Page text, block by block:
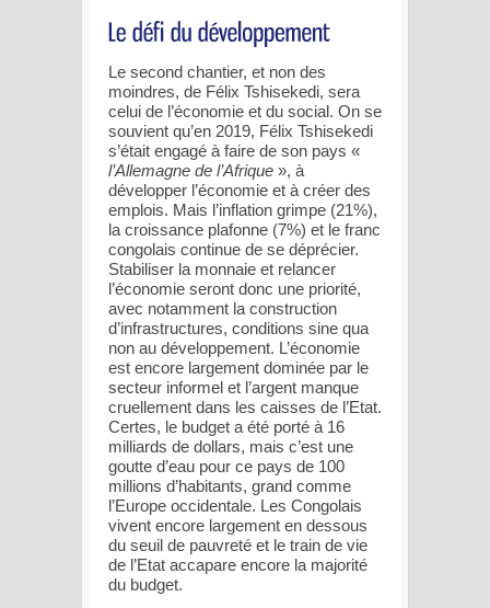
Le second chantier, et non des
moindres, de Félix Tshisekedi, sera
celui de l’économie et du social. On se
souvient qu’en 2019, Félix Tshisekedi
s’était engagé à faire de son pays «
l’Allemagne de l’Afrique », à
développer l’économie et à créer des
emplois. Mais l’inflation grimpe (21%),
la croissance plafonne (7%) et le franc
congolais continue de se déprécier.
Stabiliser la monnaie et relancer
l’économie seront donc une priorité,
avec notamment la construction
d’infrastructures, conditions sine qua
non au développement. L’économie
est encore largement dominée par le
secteur informel et l’argent manque
cruellement dans les caisses de l’Etat.
Certes, le budget a été porté à 16
milliards de dollars, mais c’est une
goutte d’eau pour ce pays de 100
millions d’habitants, grand comme
l’Europe occidentale. Les Congolais
vivent encore largement en dessous
du seuil de pauvreté et le train de vie
de l’Etat accapare encore la majorité
du budget.